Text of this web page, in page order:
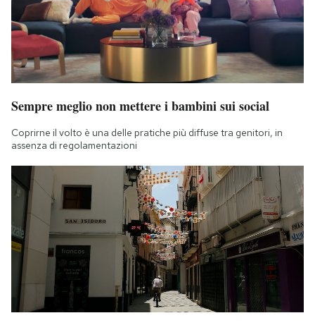
Sempre meglio non mettere i bambini sui social
Coprirne il volto è una delle pratiche più diffuse tra genitori, in
assenza di regolamentazioni